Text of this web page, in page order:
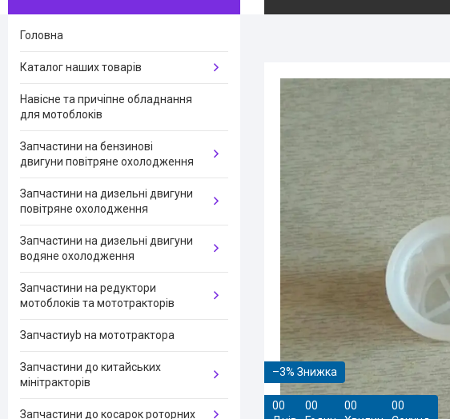
–3%
00
00
00
00
Головна
Каталог наших товарів
Навісне та причіпне обладнання
для мотоблоків
Запчастини на бензинові
двигуни повітряне охолодження
Запчастини на дизельні двигуни
повітряне охолодження
Запчастини на дизельні двигуни
водяне охолодження
Запчастини на редуктори
мотоблоків та мототракторів
Запчастиyb на мототрактора
Запчастини до китайських
мінітракторів
Запчастини до косарок роторних